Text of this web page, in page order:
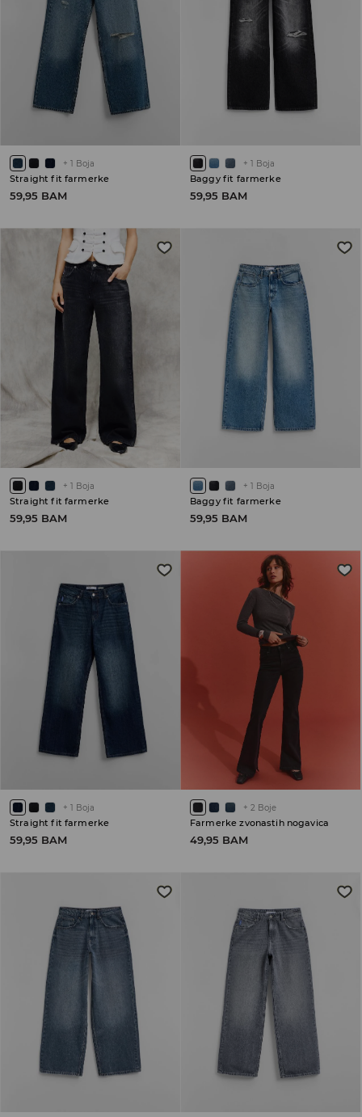
+ 1 Boja
Straight fit farmerke
59,95 BAM
+ 1 Boja
Baggy fit farmerke
59,95 BAM
+ 1 Boja
Straight fit farmerke
59,95 BAM
+ 1 Boja
Baggy fit farmerke
59,95 BAM
+ 1 Boja
Straight fit farmerke
59,95 BAM
+ 2 Boje
Farmerke zvonastih nogavica
49,95 BAM